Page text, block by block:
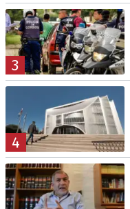
3
4